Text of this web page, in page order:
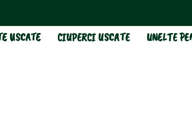
USCATE CIUPERCI USCATE UNELTE